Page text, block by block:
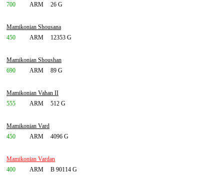
700
ARM 26 G
Mamikonian Shousana
450
ARM 12353 G
Mamikonian Shoushan
690
ARM 89 G
Mamikonian Vahan II
555
ARM 512 G
Mamikonian Vard
450
ARM 4096 G
Mamikonian Vardan
400
ARM B 90114 G